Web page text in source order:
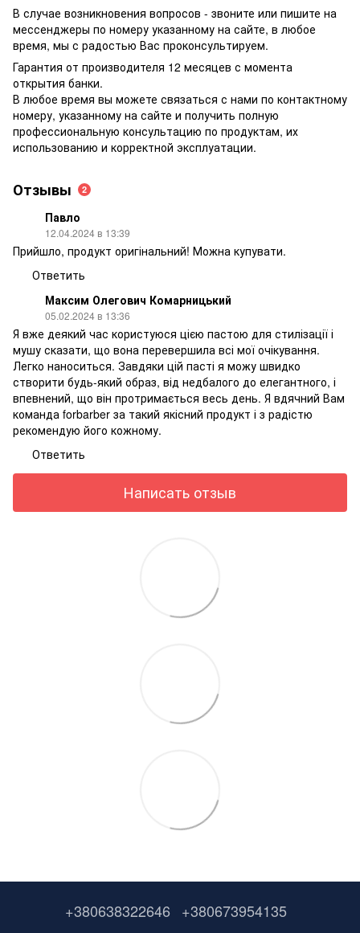
В случае возникновения вопросов - звоните или пишите на
мессенджеры по номеру указанному на сайте, в любое
время, мы с радостью Вас проконсультируем.
Гарантия от производителя 12 месяцев с момента
открытия банки.
В любое время вы можете связаться с нами по контактному
номеру, указанному на сайте и получить полную
профессиональную консультацию по продуктам, их
использованию и корректной эксплуатации.
Отзывы 2
Павло
12.04.2024 в 13:39
Прийшло, продукт оригінальний! Можна купувати.
Ответить
Максим Олегович Комарницький
05.02.2024 в 13:36
Я вже деякий час користуюся цією пастою для стилізації і
мушу сказати, що вона перевершила всі мої очікування.
Легко наноситься. Завдяки цій пасті я можу швидко
створити будь-який образ, від недбалого до елегантного, і
впевнений, що він протримається весь день. Я вдячний Вам
команда forbarber за такий якісний продукт і з радістю
рекомендую його кожному.
Ответить
Написать отзыв
+380638322646 +380673954135